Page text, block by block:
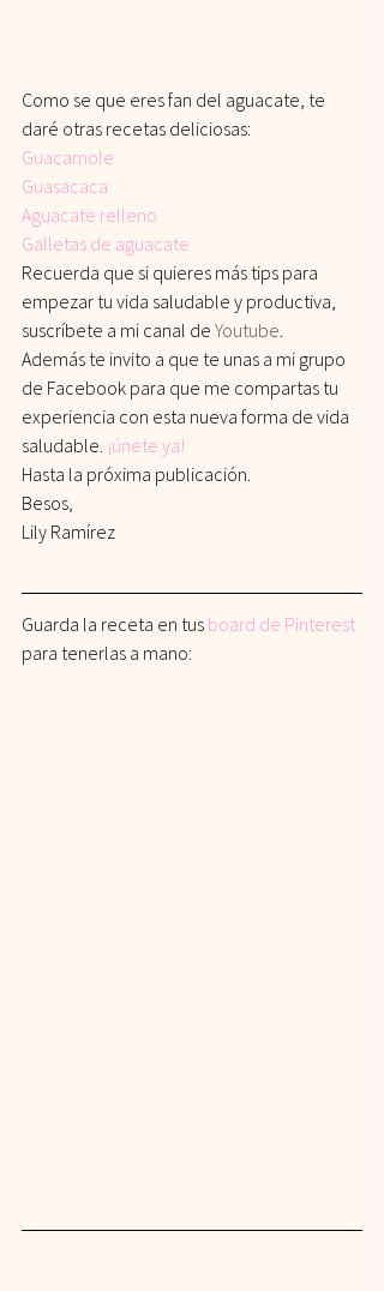
Como se que eres fan del aguacate, te
daré otras recetas deliciosas:
Guacamole
Guasacaca
Aguacate relleno
Galletas de aguacate
Recuerda que si quieres más tips para
empezar tu vida saludable y productiva,
suscríbete a mi canal de Youtube.
Además te invito a que te unas a mi grupo
de Facebook para que me compartas tu
experiencia con esta nueva forma de vida
saludable. ¡únete ya!
Hasta la próxima publicación.
Besos,
Lily Ramírez
Guarda la receta en tus board de Pinterest
para tenerlas a mano: